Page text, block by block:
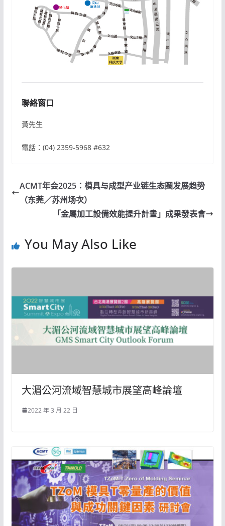
聯絡窗口
黃先生
電話：(04) 2359-5968 #632
ACMT年会2025：模具与成型产业链生态圈发展趋势
（东莞／苏州场次）
「金屬加工設備效能提升計畫」成果發表會
You May Also Like
大湄公河流域智慧城市展望高峰論壇
2022 年 3 月 22 日